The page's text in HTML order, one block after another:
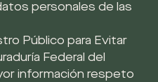
personales de las
Público para Evitar
Federal del
información respeto